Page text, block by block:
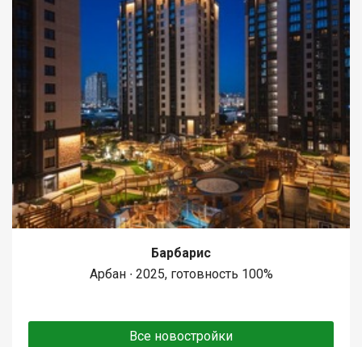
Барбарис
Арбан ∙ 2025, готовность 100%
Все новостройки